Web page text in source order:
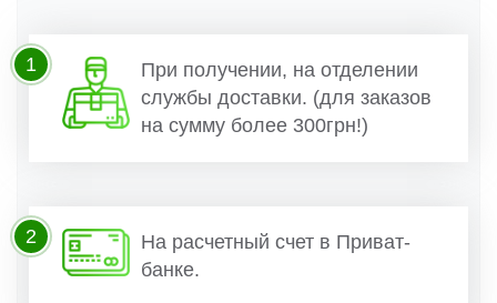
При получении, на отделении
службы доставки. (для заказов
на сумму более 300грн!)
1
На расчетный счет в Приват-
банке.
2